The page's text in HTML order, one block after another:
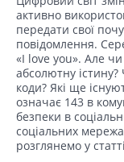
активно
передати свої
повідомлення.
«I love you». Але
абсолютну
коди? Які ще
означає 143 в
безпеки в
соціальних
розглянемо у